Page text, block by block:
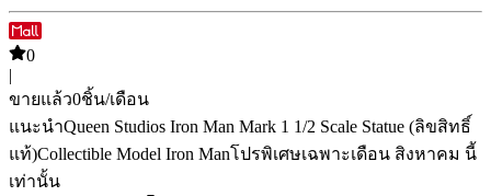
0
|
ขายแล้ว0ชิ้น/เดือน
แนะนำQueen Studios Iron Man Mark 1 1/2 Scale Statue (ลิขสิทธิ์
แท้)Collectible Model Iron Manโปรพิเศษเฉพาะเดือน สิงหาคม นี้
เท่านั้น